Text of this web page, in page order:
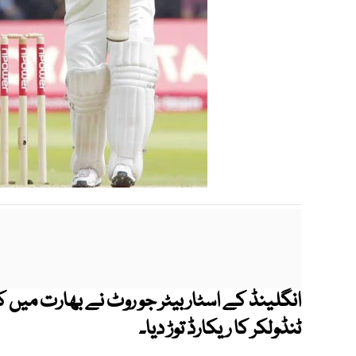
انگلینڈ کے اسٹار بیٹر جو روٹ نے بھارت
ٹنڈولکر کا ریکارڈ توڑ دیا۔